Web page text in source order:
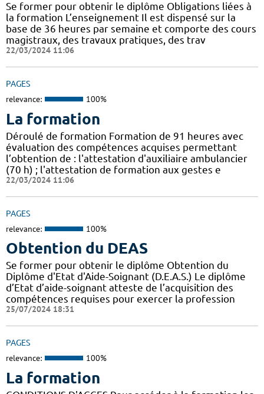
Se former pour obtenir le diplôme Obligations liées à
la formation L’enseignement Il est dispensé sur la
base de 36 heures par semaine et comporte des cours
magistraux, des travaux pratiques, des trav
22/03/2024 11:06
PAGES
relevance: 100%
La formation
Déroulé de formation Formation de 91 heures avec
évaluation des compétences acquises permettant
l’obtention de : l'attestation d'auxiliaire ambulancier
(70 h) ; l'attestation de formation aux gestes e
22/03/2024 11:06
PAGES
relevance: 100%
Obtention du DEAS
Se former pour obtenir le diplôme Obtention du
Diplôme d'Etat d'Aide-Soignant (D.E.A.S.) Le diplôme
d’Etat d’aide-soignant atteste de l’acquisition des
compétences requises pour exercer la profession
25/07/2024 18:31
PAGES
relevance: 100%
La formation